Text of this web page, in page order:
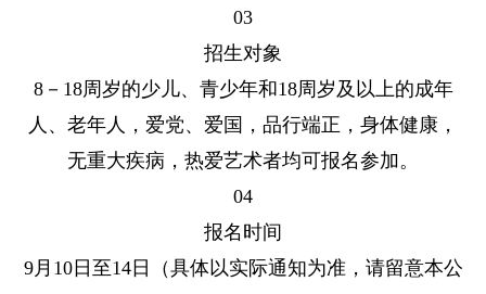
03
招生对象
8－18周岁的少儿、青少年和18周岁及以上的成年
人、老年人，爱党、爱国，品行端正，身体健康，
无重大疾病，热爱艺术者均可报名参加。
04
报名时间
9月10日至14日（具体以实际通知为准，请留意本公